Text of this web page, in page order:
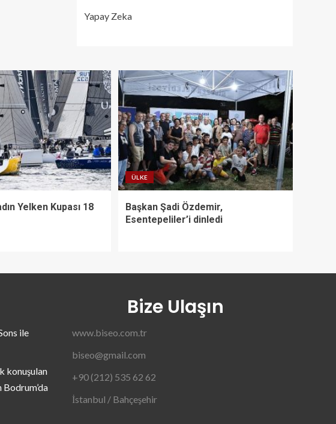
Yapay Zeka
Yelken Kupası 18
ÜLKE
Başkan Şadi Özdemir,
Esentepeliler’i dinledi
ile
konuşulan
Bize Ulaşın
www.biseo.com.tr
biseo@gmail.com
+90 (212) 535 62 62
İstanbul / Bahçeşehir